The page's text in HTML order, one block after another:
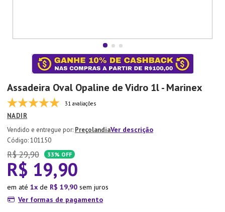
Assadeira Oval Opaline de Vidro 1l - Marinex
31 avaliações
NADIR
PreçolandiaVer descrição
:101150
R$ 29,90 33% OFF
R$ 19,90
em até 1 de R$ 19,90 sem juros
Ver formas de pagamento
7º
Copo
Aparelho Jantar
Lixeira
10º Panela Pressão